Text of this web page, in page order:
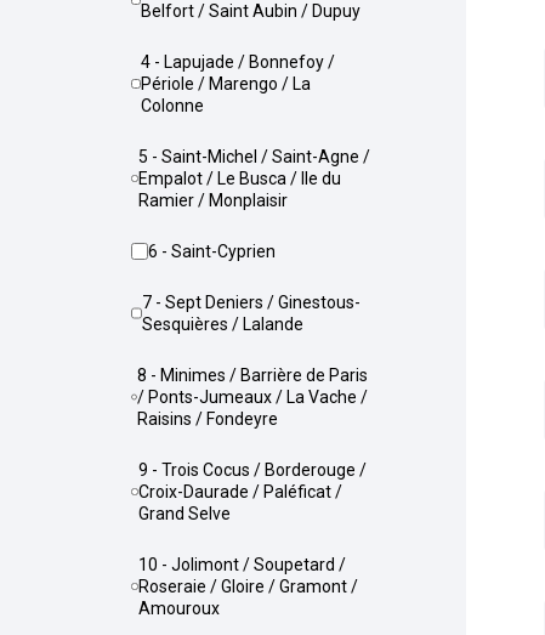
Belfort / Saint Aubin / Dupuy
4 - Lapujade / Bonnefoy /
Périole / Marengo / La
Colonne
5 - Saint-Michel / Saint-Agne /
Empalot / Le Busca / Ile du
Ramier / Monplaisir
6 - Saint-Cyprien
7 - Sept Deniers / Ginestous-
Sesquières / Lalande
8 - Minimes / Barrière de Paris
/ Ponts-Jumeaux / La Vache /
Raisins / Fondeyre
9 - Trois Cocus / Borderouge /
Croix-Daurade / Paléficat /
Grand Selve
10 - Jolimont / Soupetard /
Roseraie / Gloire / Gramont /
Amouroux